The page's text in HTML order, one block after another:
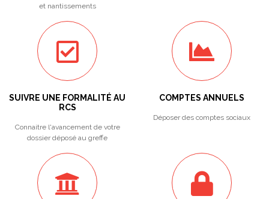
et nantissements
SUIVRE UNE FORMALITÉ AU
RCS
Connaitre l'avancement de votre
dossier déposé au greffe
COMPTES ANNUELS
Déposer des comptes sociaux